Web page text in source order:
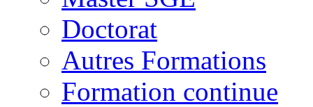
Doctorat
Autres Formations
Formation continue